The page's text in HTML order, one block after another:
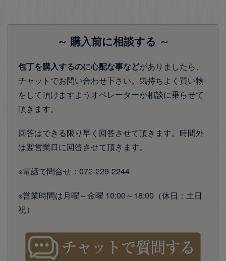
～ 購入前に相談する ～
包丁を購入するのに心配な事などがありましたら、
チャットでお問い合わせ下さい。気持ちよく買い物
をして頂けますようオペレーターが相談に乗らせて
頂きます。
回答はできる限り早く回答させて頂きます。時間外
は翌営業日に回答させて頂きます。
※電話で問合せ：072-229-2244
※営業時間は月曜～金曜 10:00～18:00（休日：土日
祝）